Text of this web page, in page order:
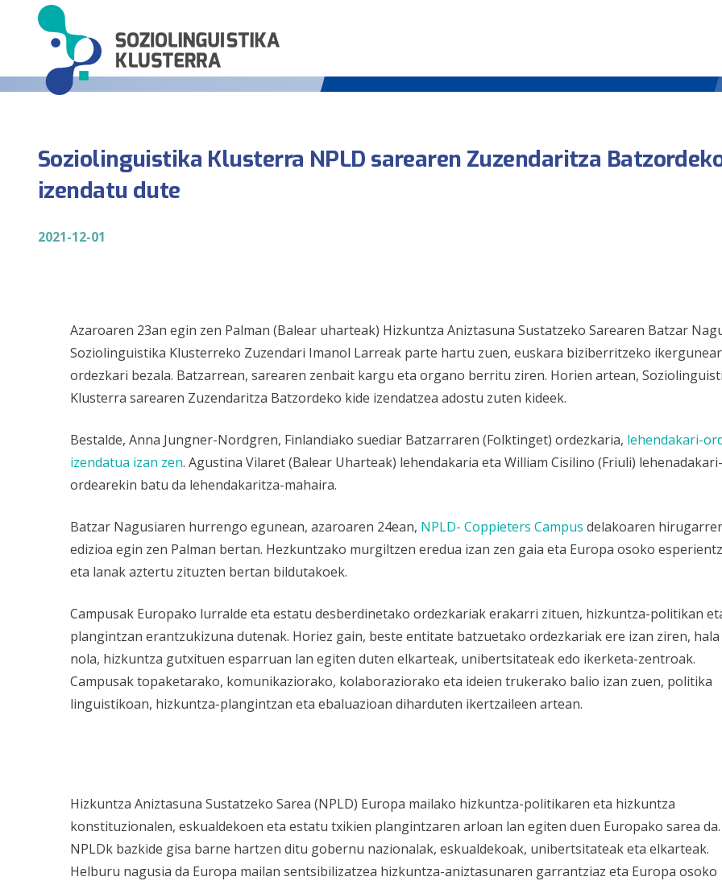
Soziolinguistika Klusterra NPLD sarearen Zuzendaritza
izendatu dute
2021-12-01
Azaroaren 23an egin zen Palman (Balear uharteak) Hizkuntza Aniztasuna Sustatzeko Sarearen Batzar
Soziolinguistika Klusterreko Zuzendari Imanol Larreak parte hartu zuen, euskara biziberritzeko
ordezkari bezala. Batzarrean, sarearen zenbait kargu eta organo berritu ziren. Horien artean,
Klusterra sarearen Zuzendaritza Batzordeko kide izendatzea adostu zuten kideek.
Bestalde, Anna Jungner-Nordgren, Finlandiako suediar Batzarraren (Folktinget) ordezkaria, lehendakari-
izendatua izan zen. Agustina Vilaret (Balear Uharteak) lehendakaria eta William Cisilino (Friuli) lehenadakari-
ordearekin batu da lehendakaritza-mahaira.
Batzar Nagusiaren hurrengo egunean, azaroaren 24ean, NPLD- Coppieters Campus delakoaren
edizioa egin zen Palman bertan. Hezkuntzako murgiltzen eredua izan zen gaia eta Europa osoko
eta lanak aztertu zituzten bertan bildutakoek.
Campusak Europako lurralde eta estatu desberdinetako ordezkariak erakarri zituen, hizkuntza-politikan
plangintzan erantzukizuna dutenak. Horiez gain, beste entitate batzuetako ordezkariak ere izan ziren, hala
nola, hizkuntza gutxituen esparruan lan egiten duten elkarteak, unibertsitateak edo ikerketa-zentroak.
Campusak topaketarako, komunikaziorako, kolaboraziorako eta ideien trukerako balio izan zuen, politika
linguistikoan, hizkuntza-plangintzan eta ebaluazioan diharduten ikertzaileen artean.
Hizkuntza Aniztasuna Sustatzeko Sarea (NPLD) Europa mailako hizkuntza-politikaren eta hizkuntza
konstituzionalen, eskualdekoen eta estatu txikien plangintzaren arloan lan egiten duen Europako sarea da.
NPLDk bazkide gisa barne hartzen ditu gobernu nazionalak, eskualdekoak, unibertsitateak eta elkarteak.
Helburu nagusia da Europa mailan sentsibilizatzea hizkuntza-aniztasunaren garrantziaz eta Europa osoko